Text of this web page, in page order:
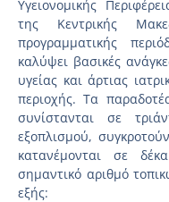
Υγειονομικής
της Κεντρικής
προγραμματικής
καλύψει βασικές
υγείας και άρτιας
περιοχής. Τα
συνίστανται σε
εξοπλισμού,
κατανέμονται σε
σημαντικό αριθμό
εξής: